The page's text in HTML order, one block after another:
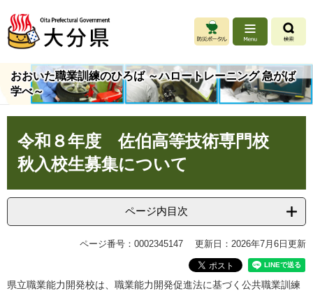
ジ
ュ
おおいた職業訓練のひろば ～ハロートレーニング 急がば
学べ～
令和８年度 佐伯高等技術専門校
秋入校生募集について
ページ内目次
ページ番号：0002345147 更新日：2026年7月6日更新
県立職業能力開発校は、職業能力開発促進法に基づく公共職業訓練